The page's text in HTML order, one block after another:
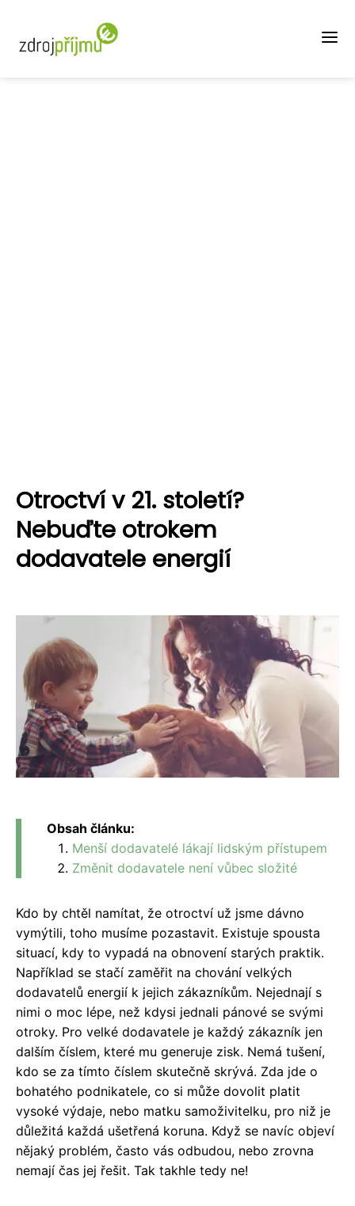
Otroctví v 21. století?
Nebuďte otrokem
dodavatele energií
Obsah článku:
Menší dodavatelé lákají lidským přístupem
Změnit dodavatele není vůbec složité
Kdo by chtěl namítat, že otroctví už jsme dávno
vymýtili, toho musíme pozastavit. Existuje spousta
situací, kdy to vypadá na obnovení starých praktik.
Například se stačí zaměřit na chování velkých
dodavatelů energií k jejich zákazníkům. Nejednají s
nimi o moc lépe, než kdysi jednali pánové se svými
otroky. Pro velké dodavatele je každý zákazník jen
dalším číslem, které mu generuje zisk. Nemá tušení,
kdo se za tímto číslem skutečně skrývá. Zda jde o
bohatého podnikatele, co si může dovolit platit
vysoké výdaje, nebo matku samoživitelku, pro niž je
důležitá každá ušetřená koruna. Když se navíc objeví
nějaký problém, často vás odbudou, nebo zrovna
nemají čas jej řešit. Tak takhle tedy ne!